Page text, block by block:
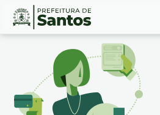
Ir
Conteúdo